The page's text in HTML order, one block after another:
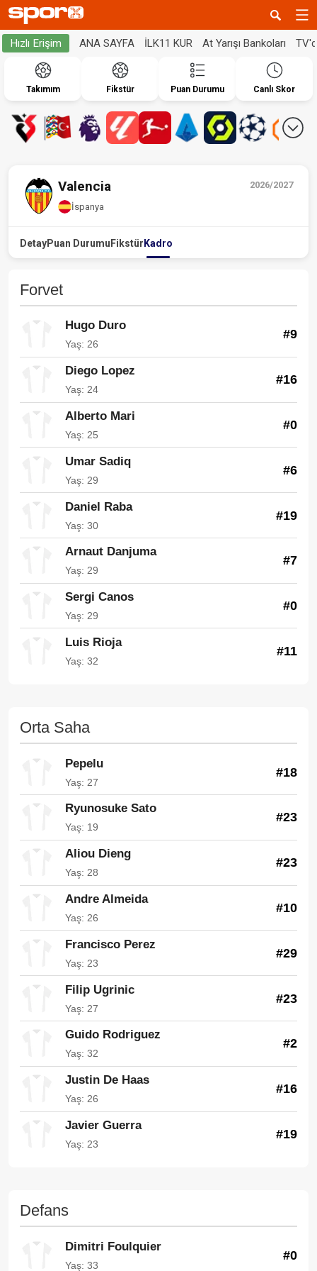
Hızlı Erişim ANA SAYFA İLK11 KUR At Yarışı Bankoları
Takımım Fikstür Puan Durumu Canlı Skor
2026/2027
Valencia
İspanya
DetayPuan Durumu Fikstür Kadro
Forvet
Hugo Duro
Yaş: 26
#9
Diego Lopez
Yaş: 24
#16
Alberto Mari
Yaş: 25
#0
Umar Sadiq
Yaş: 29
#6
Daniel Raba
Yaş: 30
#19
Arnaut Danjuma
Yaş: 29
#7
Sergi Canos
Yaş: 29
#0
Luis Rioja
Yaş: 32
#11
Orta Saha
Pepelu
Yaş: 27
#18
Ryunosuke Sato
Yaş: 19
#23
Aliou Dieng
Yaş: 28
#23
Andre Almeida
Yaş: 26
#10
Francisco Perez
Yaş: 23
#29
Filip Ugrinic
Yaş: 27
#23
Guido Rodriguez
Yaş: 32
#2
Justin De Haas
Yaş: 26
#16
Javier Guerra
Yaş: 23
#19
Defans
Dimitri Foulquier
Yaş: 33
#0